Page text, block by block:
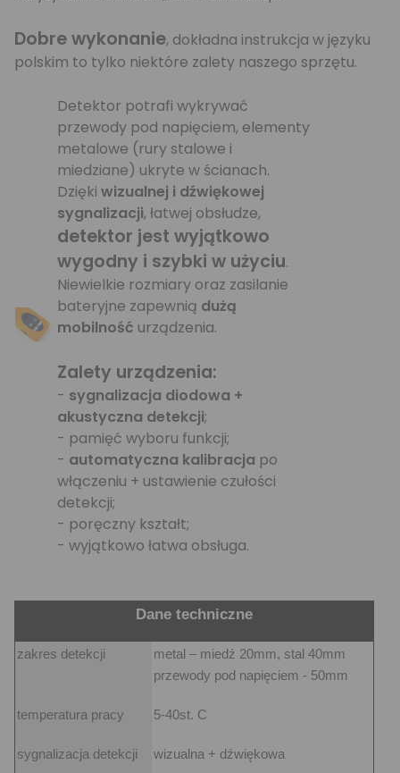
Dobre wykonanie, dokładna instrukcja w języku
polskim to tylko niektóre zalety naszego sprzętu.
Detektor potrafi wykrywać
przewody pod napięciem, elementy
metalowe (rury stalowe i
miedziane) ukryte w ścianach.
Dzięki wizualnej i dźwiękowej
sygnalizacji, łatwej obsłudze,
detektor jest wyjątkowo
wygodny i szybki w użyciu.
Niewielkie rozmiary oraz zasilanie
bateryjne zapewnią dużą
mobilność urządzenia.
Zalety urządzenia:
- sygnalizacja diodowa +
akustyczna detekcji;
- pamięć wyboru funkcji;
- automatyczna kalibracja po
włączeniu + ustawienie czułości
detekcji;
- poręczny kształt;
- wyjątkowo łatwa obsługa.
Dane techniczne
zakres detekcji
metal – miedź 20mm, stal 40mm
przewody pod napięciem - 50mm
temperatura pracy 5-40st. C
sygnalizacja detekcji wizualna + dźwiękowa